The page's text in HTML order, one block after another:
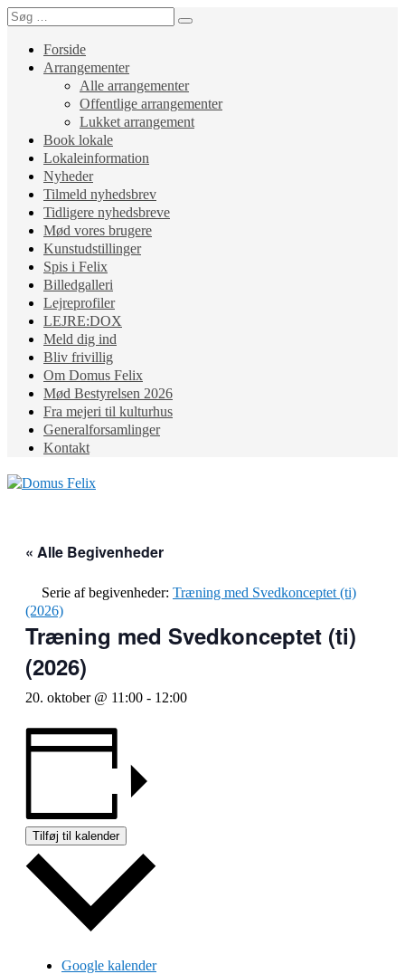
Forside
Arrangementer
Alle arrangementer
Offentlige arrangementer
Lukket arrangement
Book lokale
Lokaleinformation
Nyheder
Tilmeld nyhedsbrev
Tidligere nyhedsbreve
Mød vores brugere
Kunstudstillinger
Spis i Felix
Billedgalleri
Lejreprofiler
LEJRE:DOX
Meld dig ind
Bliv frivillig
Om Domus Felix
Mød Bestyrelsen 2026
Fra mejeri til kulturhus
Generalforsamlinger
Kontakt
« Alle Begivenheder
Serie af begivenheder: Træning med Svedkonceptet (ti)
(2026)
Træning med Svedkonceptet (ti)
(2026)
20. oktober @ 11:00 - 12:00
Tilføj til kalender
Google kalender